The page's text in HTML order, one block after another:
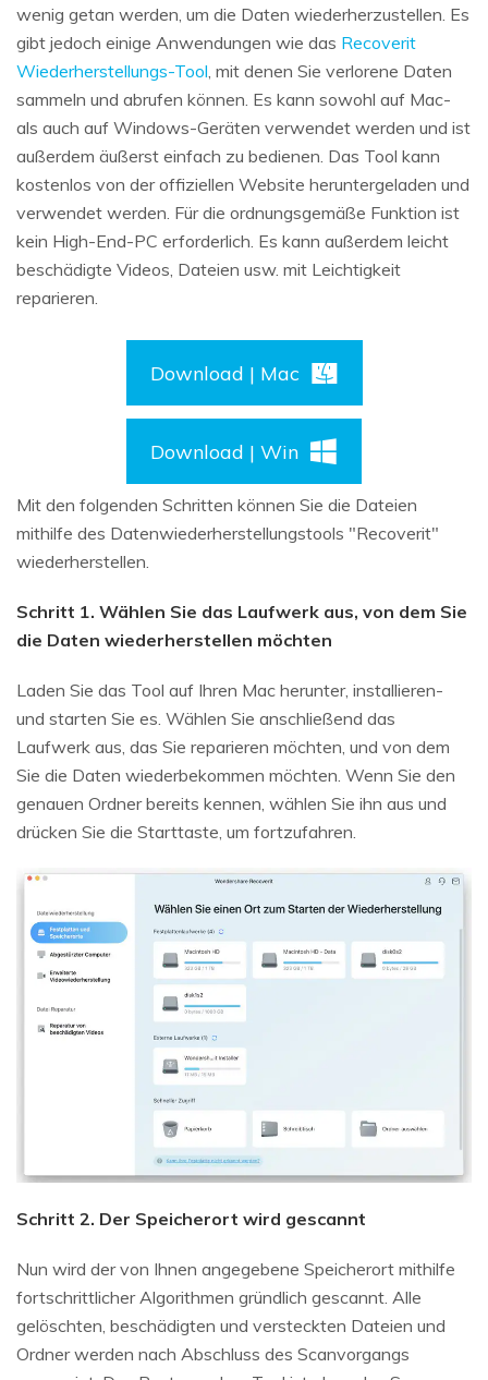
wenig getan werden, um die Daten wiederherzustellen. Es
gibt jedoch einige Anwendungen wie das Recoverit
Wiederherstellungs-Tool, mit denen Sie verlorene Daten
sammeln und abrufen können. Es kann sowohl auf Mac-
als auch auf Windows-Geräten verwendet werden und ist
außerdem äußerst einfach zu bedienen. Das Tool kann
kostenlos von der offiziellen Website heruntergeladen und
verwendet werden. Für die ordnungsgemäße Funktion ist
kein High-End-PC erforderlich. Es kann außerdem leicht
beschädigte Videos, Dateien usw. mit Leichtigkeit
reparieren.
Download | Mac
Download | Win
Mit den folgenden Schritten können Sie die Dateien
mithilfe des Datenwiederherstellungstools "Recoverit"
wiederherstellen.
Schritt 1. Wählen Sie das Laufwerk aus, von dem Sie
die Daten wiederherstellen möchten
Laden Sie das Tool auf Ihren Mac herunter, installieren-
und starten Sie es. Wählen Sie anschließend das
Laufwerk aus, das Sie reparieren möchten, und von dem
Sie die Daten wiederbekommen möchten. Wenn Sie den
genauen Ordner bereits kennen, wählen Sie ihn aus und
drücken Sie die Starttaste, um fortzufahren.
Schritt 2. Der Speicherort wird gescannt
Nun wird der von Ihnen angegebene Speicherort mithilfe
fortschrittlicher Algorithmen gründlich gescannt. Alle
gelöschten, beschädigten und versteckten Dateien und
Ordner werden nach Abschluss des Scanvorgangs